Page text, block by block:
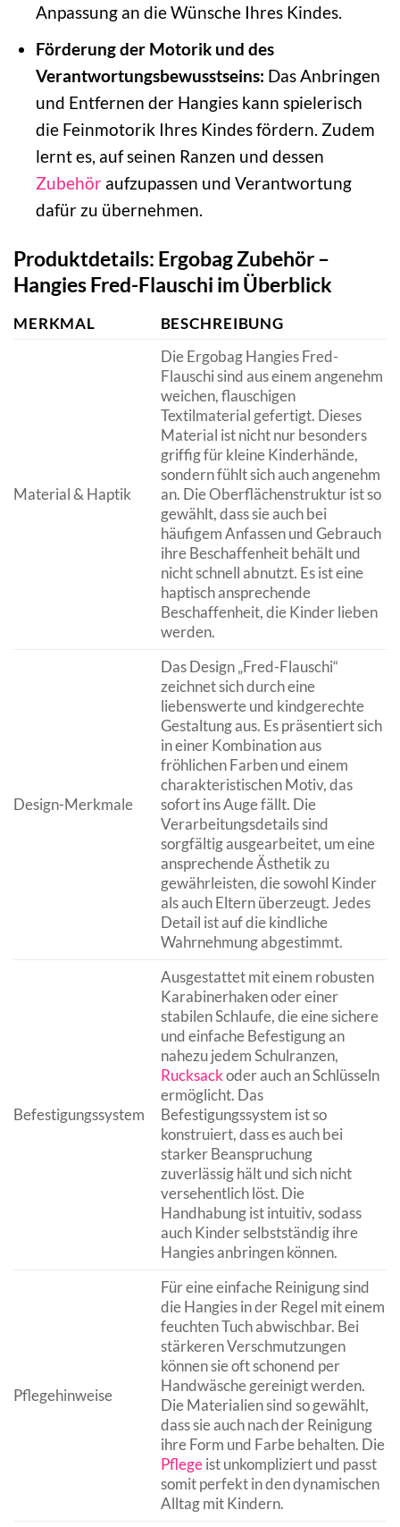
Anpassung an die Wünsche Ihres Kindes.
Förderung der Motorik und des
Verantwortungsbewusstseins: Das Anbringen
und Entfernen der Hangies kann spielerisch
die Feinmotorik Ihres Kindes fördern. Zudem
lernt es, auf seinen Ranzen und dessen
Zubehöraufzupassen und Verantwortung
dafür zu übernehmen.
Produktdetails: Ergobag Zubehör –
Hangies Fred-Flauschi im Überblick
MERKMAL BESCHREIBUNG
Material & Haptik
Die Ergobag Hangies Fred-
Flauschi sind aus einem angenehm
weichen, flauschigen
Textilmaterial gefertigt. Dieses
Material ist nicht nur besonders
griffig für kleine Kinderhände,
sondern fühlt sich auch angenehm
an. Die Oberflächenstruktur ist so
gewählt, dass sie auch bei
häufigem Anfassen und Gebrauch
ihre Beschaffenheit behält und
nicht schnell abnutzt. Es ist eine
haptisch ansprechende
Beschaffenheit, die Kinder lieben
werden.
Design-Merkmale
Das Design „Fred-Flauschi“
zeichnet sich durch eine
liebenswerte und kindgerechte
Gestaltung aus. Es präsentiert sich
in einer Kombination aus
fröhlichen Farben und einem
charakteristischen Motiv, das
sofort ins Auge fällt. Die
Verarbeitungsdetails sind
sorgfältig ausgearbeitet, um eine
ansprechende Ästhetik zu
gewährleisten, die sowohl Kinder
als auch Eltern überzeugt. Jedes
Detail ist auf die kindliche
Wahrnehmung abgestimmt.
Befestigungssystem
Ausgestattet mit einem robusten
Karabinerhaken oder einer
stabilen Schlaufe, die eine sichere
und einfache Befestigung an
nahezu jedem Schulranzen,
Rucksackoder auch an Schlüsseln
ermöglicht. Das
Befestigungssystem ist so
konstruiert, dass es auch bei
starker Beanspruchung
zuverlässig hält und sich nicht
versehentlich löst. Die
Handhabung ist intuitiv, sodass
auch Kinder selbstständig ihre
Hangies anbringen können.
Pflegehinweise
Für eine einfache Reinigung sind
die Hangies in der Regel mit einem
feuchten Tuch abwischbar. Bei
stärkeren Verschmutzungen
können sie oft schonend per
Handwäsche gereinigt werden.
Die Materialien sind so gewählt,
dass sie auch nach der Reinigung
ihre Form und Farbe behalten. Die
Pflegeist unkompliziert und passt
somit perfekt in den dynamischen
Alltag mit Kindern.